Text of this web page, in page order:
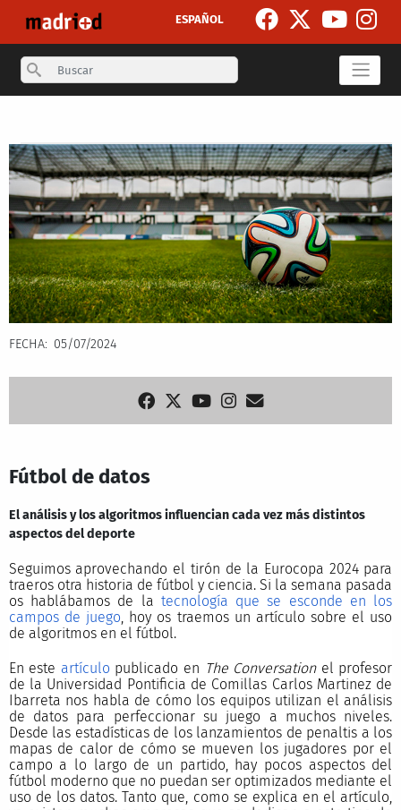
ESPAÑOL
Search
FECHA 05/07/2024
Fútbol de datos
El análisis y los algoritmos influencian cada vez más distintos
aspectos del deporte
Seguimos aprovechando el tirón de la Eurocopa 2024 para
traeros otra historia de fútbol y ciencia. Si la semana pasada
os hablábamos de la tecnología que se esconde en los
campos de juego , hoy os traemos un artículo sobre el uso
de algoritmos en el fútbol.
En este artículo publicado en The Conversationel profesor
de la Universidad Pontificia de Comillas Carlos Martinez de
Ibarreta nos habla de cómo los equipos utilizan el análisis
de datos para perfeccionar su juego a muchos niveles.
Desde las estadísticas de los lanzamientos de penaltis a los
mapas de calor de cómo se mueven los jugadores por el
campo a lo largo de un partido, hay pocos aspectos del
fútbol moderno que no puedan ser optimizados mediante el
uso de los datos. Tanto que, como se explica en el artículo,